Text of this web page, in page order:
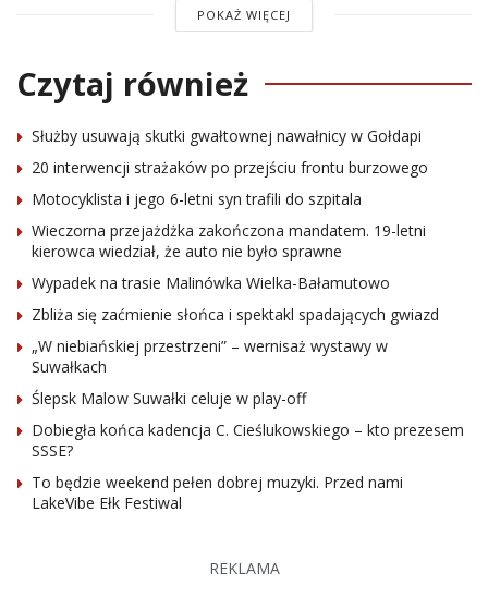
POKAŻ WIĘCEJ
Czytaj również
Służby usuwają skutki gwałtownej nawałnicy w Gołdapi
20 interwencji strażaków po przejściu frontu burzowego
Motocyklista i jego 6-letni syn trafili do szpitala
Wieczorna przejażdżka zakończona mandatem. 19-letni
kierowca wiedział, że auto nie było sprawne
Wypadek na trasie Malinówka Wielka-Bałamutowo
Zbliża się zaćmienie słońca i spektakl spadających gwiazd
„W niebiańskiej przestrzeni” – wernisaż wystawy w
Suwałkach
Ślepsk Malow Suwałki celuje w play-off
Dobiegła końca kadencja C. Cieślukowskiego – kto prezesem
SSSE?
To będzie weekend pełen dobrej muzyki. Przed nami
LakeVibe Ełk Festiwal
REKLAMA